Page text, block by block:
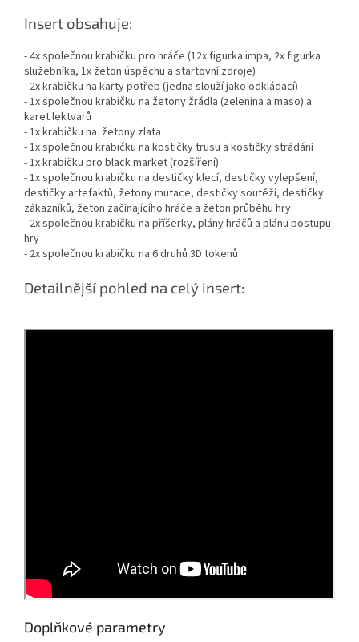
Insert obsahuje:
- 4x společnou krabičku pro hráče (12x figurka impa, 2x figurka
služebníka, 1x žeton úspěchu a startovní zdroje)
- 2x krabičku na karty potřeb (jedna slouží jako odkládací)
- 1x společnou krabičku na žetony žrádla (zelenina a maso) a
karet lektvarů
- 1x krabičku na žetony zlata
- 1x společnou krabičku na kostičky trusu a kostičky strádání
- 1x krabičku pro black market (rozšíření)
- 1x společnou krabičku na destičky klecí, destičky vylepšení,
destičky artefaktů, žetony mutace, destičky soutěží, destičky
zákazníků, žeton začínajícího hráče a žeton průběhu hry
- 2x společnou krabičku na příšerky, plány hráčů a plánu postupu
hry
- 2x společnou krabičku na 6 druhů 3D tokenů
Detailnější pohled na celý insert:
Doplňkové parametry